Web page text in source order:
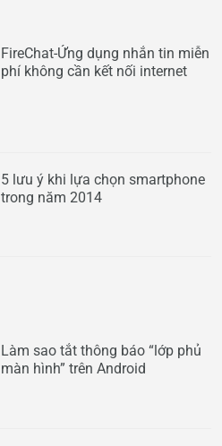
FireChat-Ứng dụng nhắn tin miễn
phí không cần kết nối internet
5 lưu ý khi lựa chọn smartphone
trong năm 2014
Làm sao tắt thông báo “lớp phủ
màn hình” trên Android